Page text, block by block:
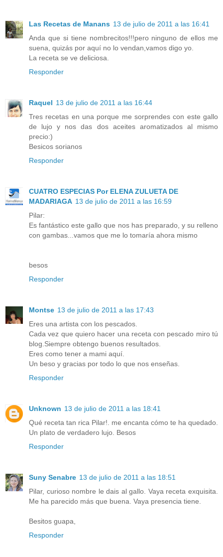
Las Recetas de Manans 13 de julio de 2011 a las 16:41
Anda que si tiene nombrecitos!!!pero ninguno de ellos me
suena, quizás por aquí no lo vendan,vamos digo yo.
La receta se ve deliciosa.
Responder
Raquel 13 de julio de 2011 a las 16:44
Tres recetas en una porque me sorprendes con este gallo
de lujo y nos das dos aceites aromatizados al mismo
precio:)
Besicos sorianos
Responder
CUATRO ESPECIAS Por ELENA ZULUETA DE
MADARIAGA 13 de julio de 2011 a las 16:59
Pilar:
Es fantástico este gallo que nos has preparado, y su relleno
con gambas...vamos que me lo tomaría ahora mismo
besos
Responder
Montse 13 de julio de 2011 a las 17:43
Eres una artista con los pescados.
Cada vez que quiero hacer una receta con pescado miro tú
blog.Siempre obtengo buenos resultados.
Eres como tener a mami aquí.
Un beso y gracias por todo lo que nos enseñas.
Responder
Unknown 13 de julio de 2011 a las 18:41
Qué receta tan rica Pilar!. me encanta cómo te ha quedado.
Un plato de verdadero lujo. Besos
Responder
Suny Senabre 13 de julio de 2011 a las 18:51
Pilar, curioso nombre le dais al gallo. Vaya receta exquisita.
Me ha parecido más que buena. Vaya presencia tiene.
Besitos guapa,
Responder